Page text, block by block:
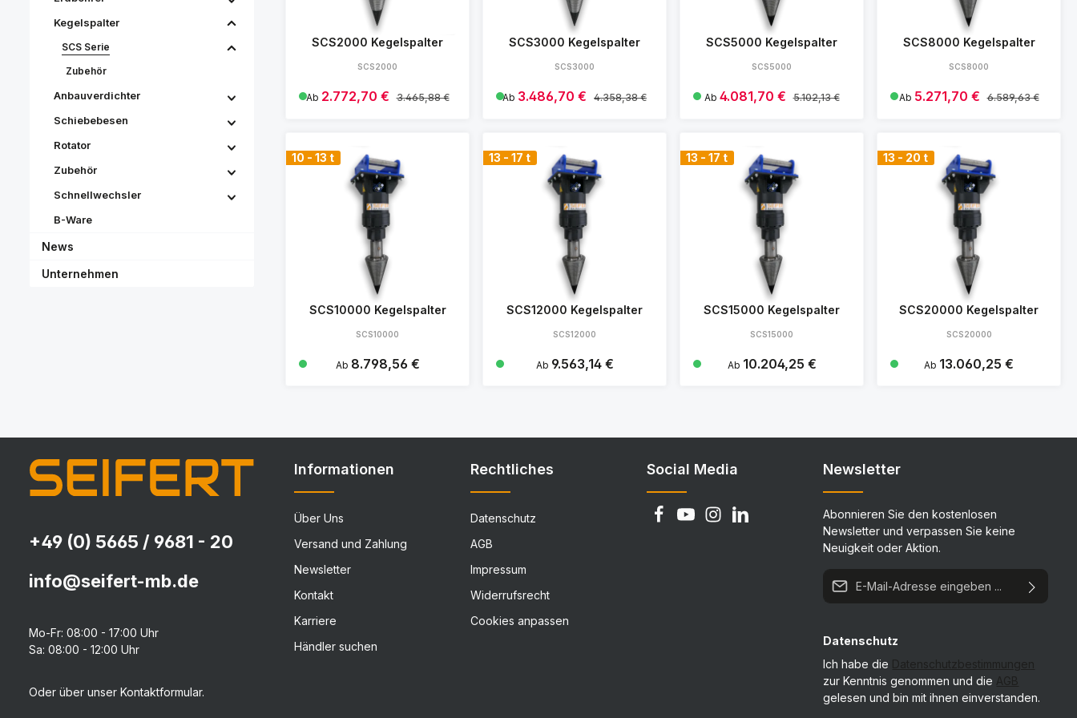
Kegelspalter
SCS Serie
Zubehör
Anbauverdichter
Schiebebesen
Rotator
Zubehör
Schnellwechsler
B-Ware
News
Unternehmen
SCS2000 Kegelspalter
SCS2000
Verkaufspreis:
Ab 2.772,70 € Regulärer Preis:
3.465,88 €
SCS3000 Kegelspalter
SCS3000
Verkaufspreis:
Ab 3.486,70 € Regulärer Preis:
4.358,38 €
SCS5000 Kegelspalter
SCS5000
Verkaufspreis:
Ab 4.081,70 € Regulärer Preis:
5.102,13 €
SCS8000 Kegelspalter
SCS8000
Verkaufspreis:
Ab 5.271,70 € Regulärer Preis:
6.589,63 €
10 - 13 t
SCS10000 Kegelspalter
SCS10000
Regulärer Preis:
Ab 8.798,56 €
13 - 17 t
SCS12000 Kegelspalter
SCS12000
Regulärer Preis:
Ab 9.563,14 €
13 - 17 t
SCS15000 Kegelspalter
SCS15000
Regulärer Preis:
Ab 10.204,25 €
13 - 20 t
SCS20000 Kegelspalter
SCS20000
Regulärer Preis:
Ab 13.060,25 €
+49 (0) 5665 / 9681 - 20
info@seifert-mb.de
Mo-Fr: 08:00 - 17:00 Uhr
Sa: 08:00 - 12:00 Uhr
Oder über unser Kontaktformular.
Informationen
Über Uns
Versand und Zahlung
Newsletter
Kontakt
Karriere
Händler suchen
Rechtliches
Datenschutz
AGB
Impressum
Widerrufsrecht
Cookies anpassen
Social Media Newsletter
Abonnieren Sie den kostenlosen
Newsletter und verpassen Sie keine
Neuigkeit oder Aktion.
E-Mail-Adresse*
Datenschutz
Ich habe die Datenschutzbestimmungen
zur Kenntnis genommen und die AGB
gelesen und bin mit ihnen einverstanden.